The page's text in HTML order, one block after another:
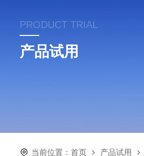
PRODUCT TRIAL
产品试用
当前位置： 首页 产品试用